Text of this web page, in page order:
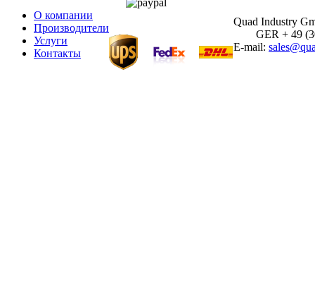
О компании
Производители
Услуги
Контакты
Quad Industry
GER + 49
E-mail: